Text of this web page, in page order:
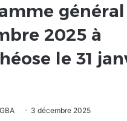
général
2025 à
le 31
3 décembre 2025